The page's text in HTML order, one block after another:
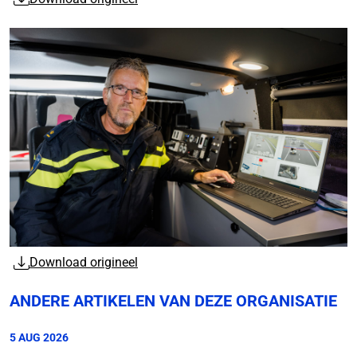
Download origineel
ANDERE ARTIKELEN VAN DEZE ORGANISATIE
5 AUG 2026